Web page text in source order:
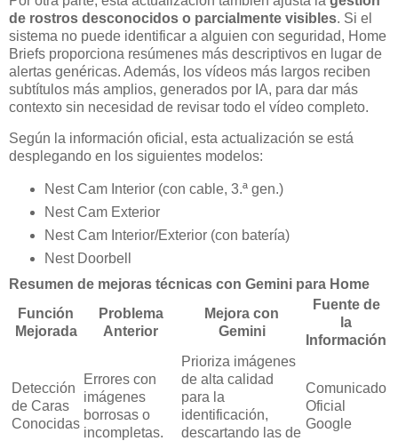
de rostros desconocidos o parcialmente visibles. Si el
sistema no puede identificar a alguien con seguridad, Home
Briefs proporciona resúmenes más descriptivos en lugar de
alertas genéricas. Además, los vídeos más largos reciben
subtítulos más amplios, generados por IA, para dar más
contexto sin necesidad de revisar todo el vídeo completo.
Según la información oficial, esta actualización se está
desplegando en los siguientes modelos:
Nest Cam Interior (con cable, 3.ª gen.)
Nest Cam Exterior
Nest Cam Interior/Exterior (con batería)
Nest Doorbell
Resumen de mejoras técnicas con Gemini para Home
Función
Mejorada
Problema
Anterior
Mejora con
Gemini
Fuente de
la
Información
Detección
de Caras
Conocidas
Errores con
imágenes
borrosas o
incompletas.
Prioriza imágenes
de alta calidad
para la
identificación,
descartando las de
Comunicado
Oficial
Google